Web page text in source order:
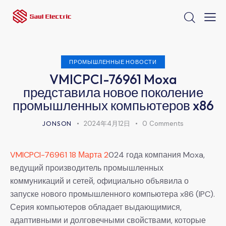
ПРОМЫШЛЕННЫЕ НОВОСТИ
VMICPCI-76961 Moxa
представила новое поколение
промышленных компьютеров x86
JONSON 2024年4月12日 0 Comments
VMICPCI-76961 18 Марта 2024 года компания Moxa,
ведущий производитель промышленных
коммуникаций и сетей, официально объявила о
запуске нового промышленного компьютера x86 (IPC).
Серия компьютеров обладает выдающимися,
адаптивными и долговечными свойствами, которые